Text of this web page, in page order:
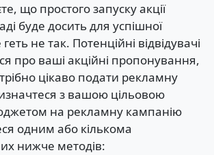
що простого запуску акції
буде досить для успішної
не так. Потенційні відвідувачі
про ваші акційні пропонування,
цікаво подати рекламну
з вашою цільовою
на рекламну кампанію
одним або кількома
нижче методів: